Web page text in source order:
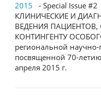
2015
- Special Issue #2
КЛИНИЧЕСКИЕ И
ВЕДЕНИЯ
КОНТИНГЕНТУ
региональной
посвященной 70-
апреля 2015 г.